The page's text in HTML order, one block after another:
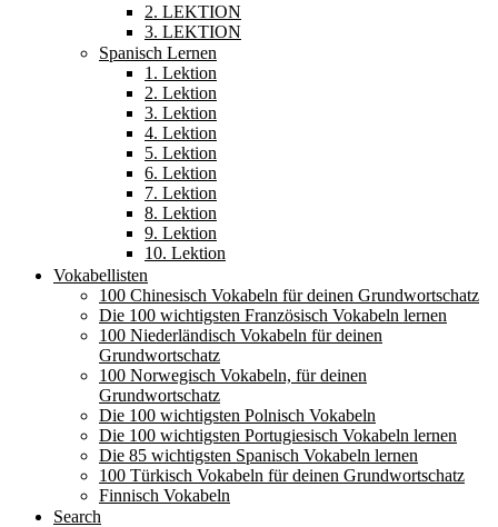
2. LEKTION
3. LEKTION
Spanisch Lernen
1. Lektion
2. Lektion
3. Lektion
4. Lektion
5. Lektion
6. Lektion
7. Lektion
8. Lektion
9. Lektion
10. Lektion
Vokabellisten
100 Chinesisch Vokabeln für deinen Grundwortschatz
Die 100 wichtigsten Französisch Vokabeln lernen
100 Niederländisch Vokabeln für deinen
Grundwortschatz
100 Norwegisch Vokabeln, für deinen
Grundwortschatz
Die 100 wichtigsten Polnisch Vokabeln
Die 100 wichtigsten Portugiesisch Vokabeln lernen
Die 85 wichtigsten Spanisch Vokabeln lernen
100 Türkisch Vokabeln für deinen Grundwortschatz
Finnisch Vokabeln
Search